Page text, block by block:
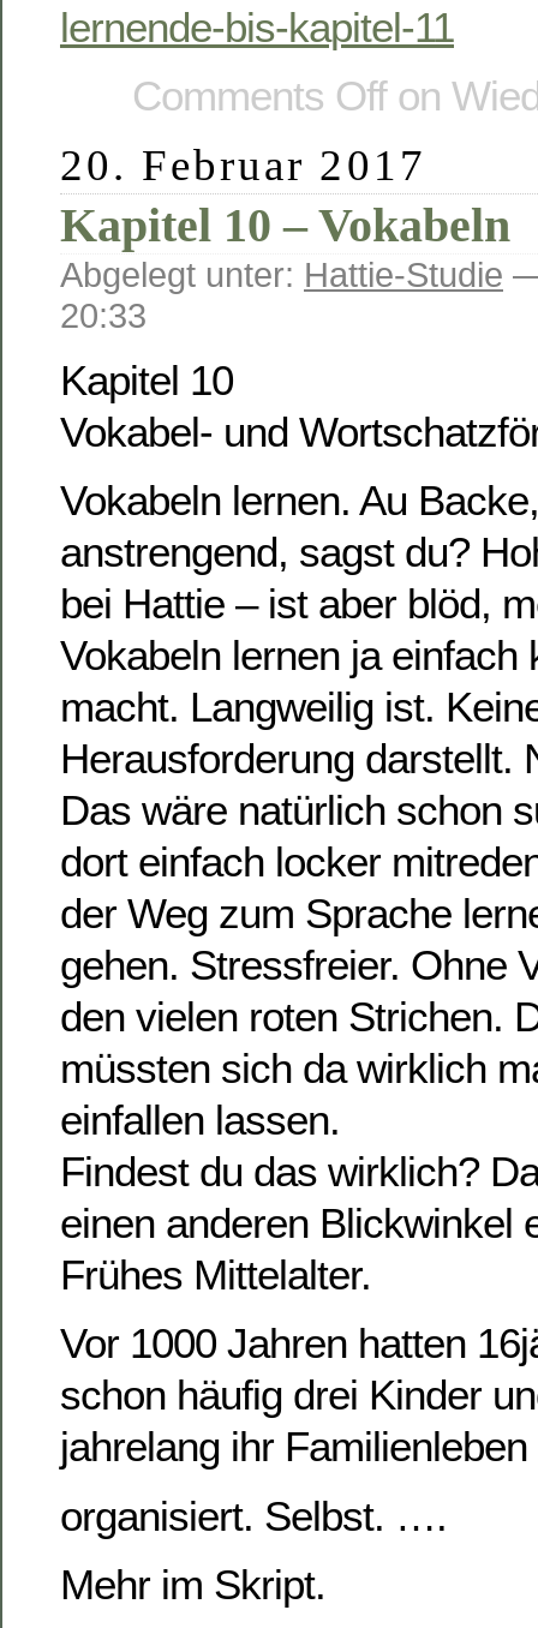
lernende-bis-kapitel-11
Comments Offon
20. Februar 2017
Kapitel 10 – Vokabeln
Abgelegt unter: Hattie-Studie
20:33
Kapitel 10
Vokabel- und
Vokabeln lernen. Au
anstrengend, sagst du?
bei Hattie – ist aber blöd,
Vokabeln lernen ja einfach
macht. Langweilig ist.
Herausforderung darstellt.
Das wäre natürlich schon
dort einfach locker
der Weg zum Sprache
gehen. Stressfreier. Ohne
den vielen roten Strichen.
müssten sich da wirklich
einfallen lassen.
Findest du das wirklich?
einen anderen Blickwinkel
Frühes Mittelalter.
Vor 1000 Jahren hatten
schon häufig drei Kinder
jahrelang ihr Familienleben
organisiert. Selbst. ….
Mehr im Skript.